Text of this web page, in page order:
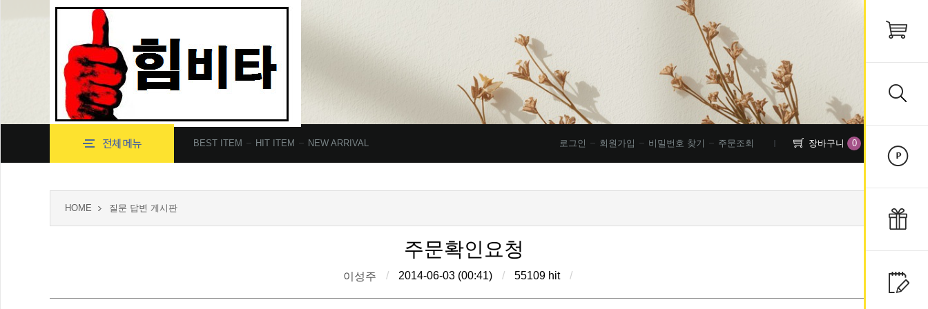
BEST ITEM HIT ITEM NEW ARRIVAL 장바구니 0
주문조회
비밀번호 찾기
회원가입
로그인
HOME 질문 답변 게시판
주문확인요청
이성주 / 2014-06-03 (00:41) / 55109 hit /